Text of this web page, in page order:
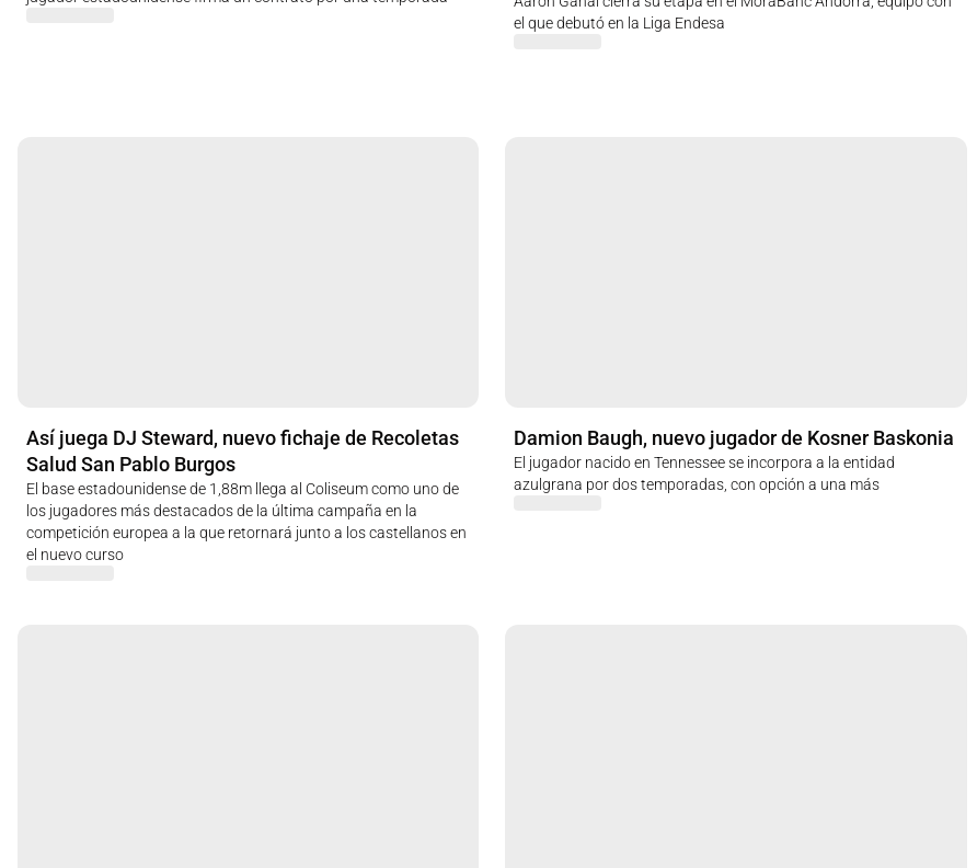
el que debutó en la Liga Endesa
Así juega DJ Steward, nuevo fichaje de Recoletas
Salud San Pablo Burgos
El base estadounidense de 1,88m llega al Coliseum como uno de
los jugadores más destacados de la última campaña en la
competición europea a la que retornará junto a los castellanos en
el nuevo curso
Damion Baugh, nuevo jugador de Kosner Baskonia
El jugador nacido en Tennessee se incorpora a la entidad
azulgrana por dos temporadas, con opción a una más